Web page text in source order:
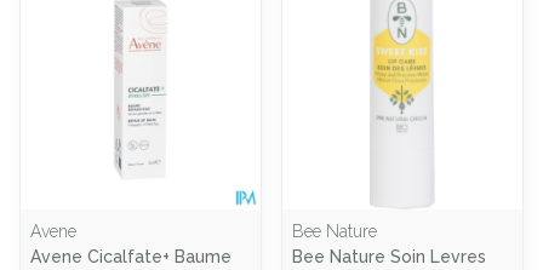
Avene
Avene Cicalfate+ Baume
Bee Nature
Bee Nature Soin Levres